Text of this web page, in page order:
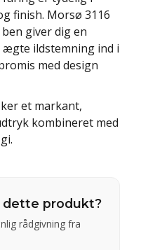
finish. Morsø 3116
giver dig en
ildstemning ind i
med design
et markant,
kombineret med
dette produkt?
rådgivning fra